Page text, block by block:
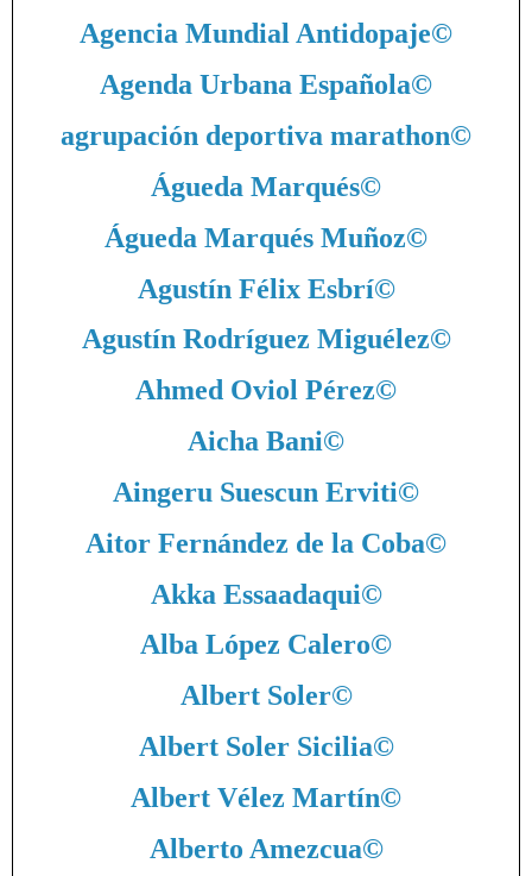
Agencia Mundial Antidopaje©
Agenda Urbana Española©
agrupación deportiva marathon©
Águeda Marqués©
Águeda Marqués Muñoz©
Agustín Félix Esbrí©
Agustín Rodríguez Miguélez©
Ahmed Oviol Pérez©
Aicha Bani©
Aingeru Suescun Erviti©
Aitor Fernández de la Coba©
Akka Essaadaqui©
Alba López Calero©
Albert Soler©
Albert Soler Sicilia©
Albert Vélez Martín©
Alberto Amezcua©